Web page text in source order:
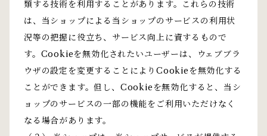
類する技術を利用することがあります。これらの技術
は、当ショップによる当ショップのサービスの利用状
況等の把握に役立ち、サービス向上に資するもので
す。Cookieを無効化されたいユーザーは、ウェブブラ
ウザの設定を変更することによりCookieを無効化する
ことができます。但し、Cookieを無効化すると、当シ
ョップのサービスの一部の機能をご利用いただけなく
なる場合があります。